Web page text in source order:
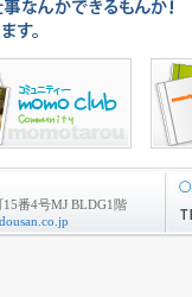
番4号MJ BLDG1階